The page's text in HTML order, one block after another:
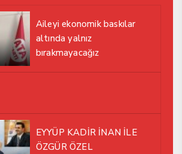
Aileyi ekonomik baskılar
altında yalnız
bırakmayacağız
EYYÜP KADİR İNAN İLE
ÖZGÜR ÖZEL